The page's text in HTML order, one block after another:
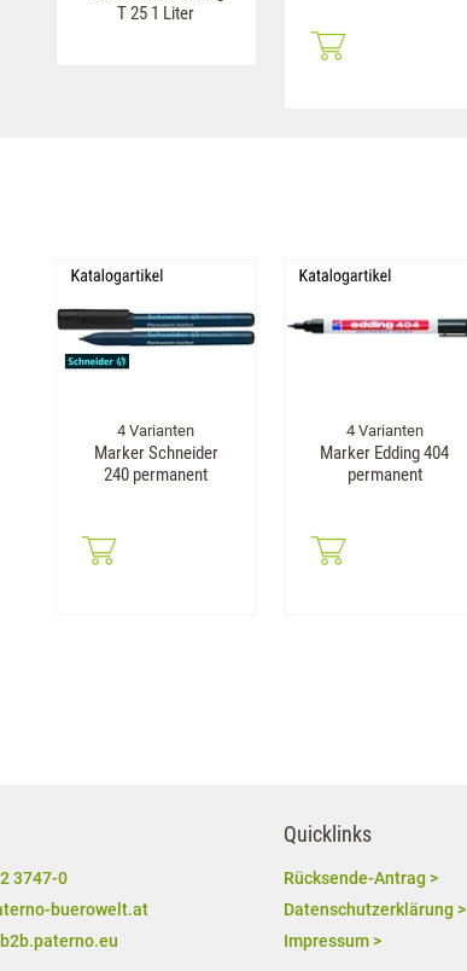
T 25 1 Liter
4 Varianten
Marker Schneider
240 permanent
4 Varianten
Marker Edding 404
permanent
3747-0
buerowelt.at
Quicklinks
Rücksende-Antrag >
Datenschutzerklärung >
Impressum >